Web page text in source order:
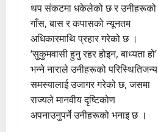
थप संकटमा धकेलेको छ र उनीहरूको
गाँस, बास र कपासको न्यूनतम
अधिकारमाथि प्रहार गरेको छ ।
‘सुकुमवासी हुनु रहर होइन, बाध्यता हो’
भन्ने नाराले उनीहरूको परिस्थितिजन्य
समस्यालाई उजागर गरेको छ, जसमा
राज्यले मानवीय दृष्टिकोण
अपनाउनुपर्ने उनीहरूको भनाइ छ ।